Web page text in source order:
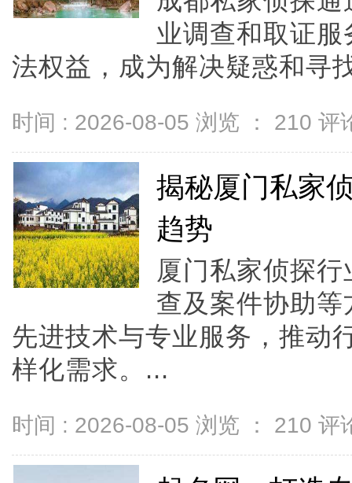
业调查和取证
法权益，成为解决疑惑和寻
时间 : 2026-08-05 浏览 ： 210 评
揭秘厦门私家
趋势
厦门私家侦探
查及案件协助
先进技术与专业服务，推动
样化需求。...
时间 : 2026-08-05 浏览 ： 210 评